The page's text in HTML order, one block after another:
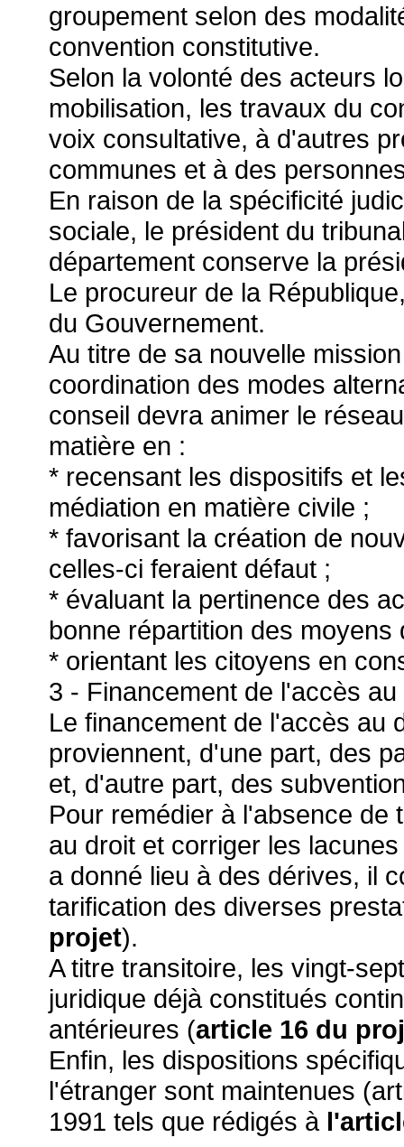
groupement selon des
convention constitutive.
Selon la volonté des acteurs
mobilisation, les travaux du
voix consultative, à d'autres
communes et à des
En raison de la spécificité
sociale, le président du
département conserve la
Le procureur de la
du Gouvernement.
Au titre de sa nouvelle
coordination des modes
conseil devra animer le
matière en :
* recensant les dispositifs et
médiation en matière civile ;
* favorisant la création de
celles-ci feraient défaut ;
* évaluant la pertinence des
bonne répartition des
* orientant les citoyens en
3 - Financement de l'accès au
Le financement de l'accès au
proviennent, d'une part, des
et, d'autre part, des
Pour remédier à l'absence de
au droit et corriger les
a donné lieu à des dérives, il
tarification des diverses
projet).
A titre transitoire, les vingt-
juridique déjà constitués
antérieures (article 16 du
Enfin, les dispositions
l'étranger sont maintenues
1991 tels que rédigés à